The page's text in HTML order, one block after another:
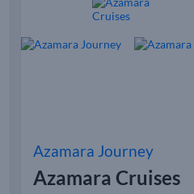
Azamara Journey
Azamara Cruises